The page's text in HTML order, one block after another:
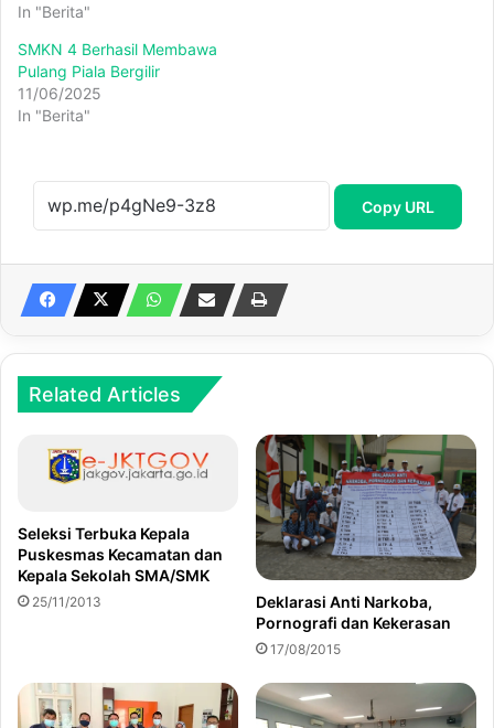
In "Berita"
SMKN 4 Berhasil Membawa
Pulang Piala Bergilir
11/06/2025
In "Berita"
Copy URL
Related Articles
Seleksi Terbuka Kepala
Puskesmas Kecamatan dan
Kepala Sekolah SMA/SMK
25/11/2013
Deklarasi Anti Narkoba,
Pornografi dan Kekerasan
17/08/2015